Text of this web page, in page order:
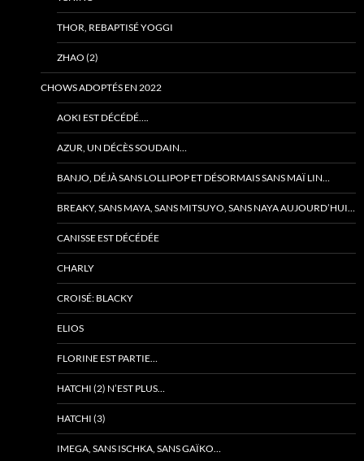
THOR, REBAPTISÉ YOGGI
ZHAO (2)
CHOWS ADOPTÉS EN 2022
AOKI EST DÉCÉDÉ….
AZUR, UN DÉCÈS SOUDAIN…
BANJO, DÉJÀ SANS LOLLIPOP ET DÉSORMAIS SANS MAÏ LIN…
BREAKY, SANS MAYA, SANS MITSUYO, SANS NAYA AUJOURD’HUI…
CANISSE EST DÉCÉDÉE
CHARLY
CROISÉ: BLACKY
ELIOS
FLORINE EST PARTIE…
HATCHI (2) N’EST PLUS…
HATCHI (3)
IMEGA, SANS ISCHKA, SANS GAÏKO…